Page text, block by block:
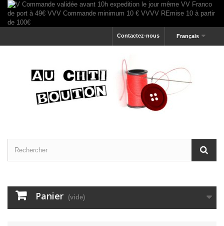
Français
Contactez-nous
Panier (vide)